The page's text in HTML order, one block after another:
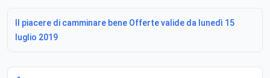
Il piacere di camminare bene Offerte valide da lunedì 15
luglio 2019